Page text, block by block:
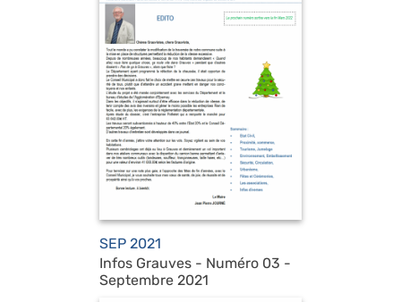
SEP 2021
Infos Grauves - Numéro 03 -
Septembre 2021